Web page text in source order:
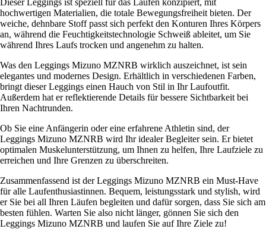
hochwertigen Materialien, die totale Bewegungsfreiheit bieten. Der
weiche, dehnbare Stoff passt sich perfekt den Konturen Ihres Körpers
an, während die Feuchtigkeitstechnologie Schweiß ableitet, um Sie
während Ihres Laufs trocken und angenehm zu halten.
Was den Leggings Mizuno MZNRB wirklich auszeichnet, ist sein
elegantes und modernes Design. Erhältlich in verschiedenen Farben,
bringt dieser Leggings einen Hauch von Stil in Ihr Laufoutfit.
Außerdem hat er reflektierende Details für bessere Sichtbarkeit bei
Ihren Nachtrunden.
Ob Sie eine Anfängerin oder eine erfahrene Athletin sind, der
Leggings Mizuno MZNRB wird Ihr idealer Begleiter sein. Er bietet
optimalen Muskelunterstützung, um Ihnen zu helfen, Ihre Laufziele zu
erreichen und Ihre Grenzen zu überschreiten.
Zusammenfassend ist der Leggings Mizuno MZNRB ein Must-Have
für alle Laufenthusiastinnen. Bequem, leistungsstark und stylish, wird
er Sie bei all Ihren Läufen begleiten und dafür sorgen, dass Sie sich am
besten fühlen. Warten Sie also nicht länger, gönnen Sie sich den
Leggings Mizuno MZNRB und laufen Sie auf Ihre Ziele zu!